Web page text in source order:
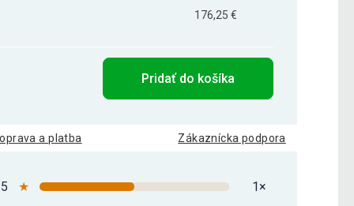
kotúč, pogumovaný, 5 KG
176,25 €
Pridať do košíka
a platba Zákaznícka podpora
5 ★
1×